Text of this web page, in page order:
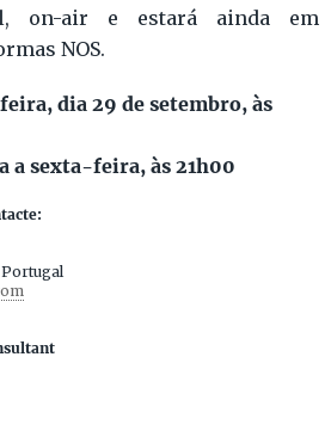
on-air e estará ainda em
NOS.
dia 29 de setembro, às
a sexta-feira, às 21h00